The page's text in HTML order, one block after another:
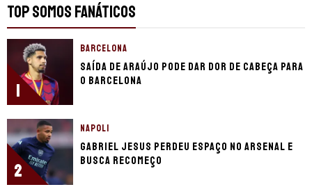
TOP SOMOS FANÁTICOS
1
BARCELONA
Saída de Araújo pode dar dor de cabeça para
o Barcelona
2
NAPOLI
Gabriel Jesus perdeu espaço no Arsenal e
busca recomeço